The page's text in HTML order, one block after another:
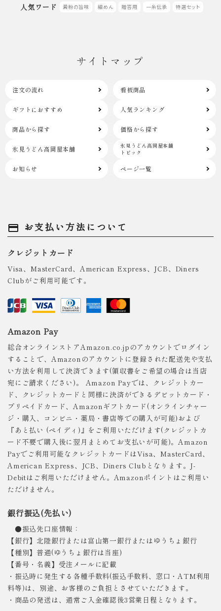
人気ワード 澱粉の旨味 細めん 贈答用 一糸伝承 特選セット
サイトマップ
注文の流れ 看板商品
ギフトにおすすめ 人気ランキング
商品から探す 価格から探す
氷見うどん高岡屋本舗
氷見うどん高岡屋本舗
トピック
お知らせ ページ一覧
payment お支払い方法について
クレジットカード
Visa、MasterCard、American Express、JCB、Diners
Clubがご利用可能です。
Amazon Pay
総合オンラインストアAmazon.co.jpのアカウントでログイン
することで、Amazonのアカウントに登録された配送先や支払
い方法を利用して決済できます(領収書をご希望の場合は当店
宛にご請求ください)。 Amazon Payでは、クレジットカー
ド、クレジットカードと同様に決済ができるデビットカード・
プリペイドカード、Amazonギフトカード(オンラインチャー
ジ・購入、コンビニ・薬局・書店等での購入が可能)および
『あと払い (ペイディ)』をご利用いただけます(クレジットカ
ード不要で購入後に翌月まとめてお支払いが可能)。Amazon
Payでご利用可能なクレジットカードはVisa、MasterCard、
American Express、JCB、Diners Clubとなります。J-
Debitはご利用いただけません。Amazonポイントはご利用い
ただけません。
銀行振込(先払い)
●振込先口座情報：
【銀行】北陸銀行または富山第一銀行またはゆうちょ銀行
【種別】普通(ゆうちょ銀行は当座)
【番号・名義】受注メールに記載
・振込時に発生する各種手数料(振込手数料、窓口・ATM利用
料等)は、別途、お客様のご負担とさせていただきます。
・商品の発送は、通常ご入金確認後3営業日程となります。